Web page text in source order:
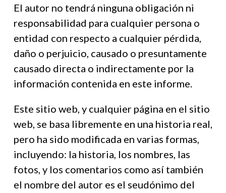
El autor no tendrá ninguna obligación ni
responsabilidad para cualquier persona o
entidad con respecto a cualquier pérdida,
daño o perjuicio, causado o presuntamente
causado directa o indirectamente por la
información contenida en este informe.
Este sitio web, y cualquier página en el sitio
web, se basa libremente en una historia real,
pero ha sido modificada en varias formas,
incluyendo: la historia, los nombres, las
fotos, y los comentarios como así también
el nombre del autor es el seudónimo del